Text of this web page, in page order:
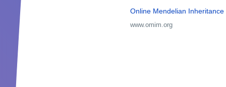
Online Mendelian
www.omim.org